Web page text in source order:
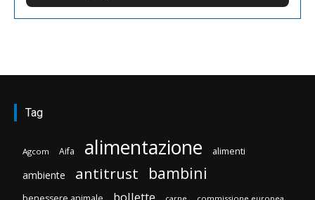
Tag
Agcom Aifa alimentazione alimenti
ambiente antitrust bambini